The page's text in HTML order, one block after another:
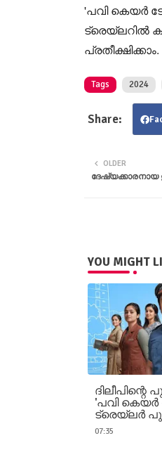
'പവി കെയർ
ട്രെയ്‌ലറിൽ
പ്രതീക്ഷിക്കാം.
Tags 2024
OLDER
YOU MIGHT
ദിലീപിന്റെ
'പവി കെയർ
ട്രെയ്‌ലർ
07:35